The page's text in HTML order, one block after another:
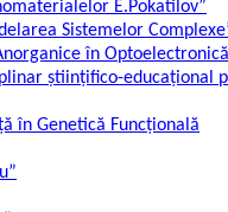
E.Pokatilov”
Sistemelor
în
științifico-educațional
în Genetică Funcțională